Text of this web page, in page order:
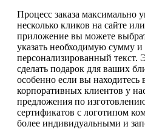
Процесс заказа максимально
несколько кликов на сайте
приложение вы можете
указать необходимую сумму и
персонализированный текст.
сделать подарок для ваших
особенно если вы находитесь
корпоративных клиентов у
предложения по
сертификатов с логотипом
более индивидуальными и